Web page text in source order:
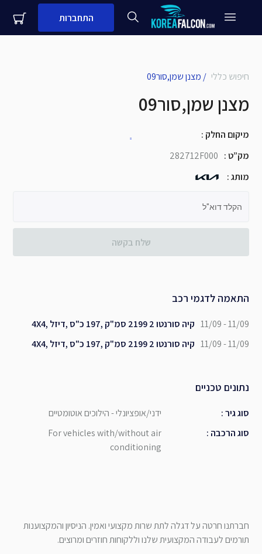
התחברות
close
מצנן שמן,סור09 / חיפוש כללי
מצנן שמן,סור09
: מיקום החלק
282712F000 :מק”ט
:מותג
הקלד דוא"ל
שלח בקשה
התאמה לדגמי רכב
קיה סורנטו 2 2199 סמ"ק ,197 כ"ס ,דיזל ,4X4 11/09 - 11/09
קיה סורנטו 2 2199 סמ"ק ,197 כ"ס ,דיזל ,4X4 11/09 - 11/09
נתונים טכניים
ידני/אופציונלי - הילוכים אוטומטיים :סוג גיר
For vehicles with/without air
conditioning
: סוג הרכבה
חברתנו חרטה על דגלה לתת שרות מקצועי ואמין. הניסיון והמקצוענות
תורמים לעבודה המקצועית שלנו וללקוחות חוזרים ומרוצים.